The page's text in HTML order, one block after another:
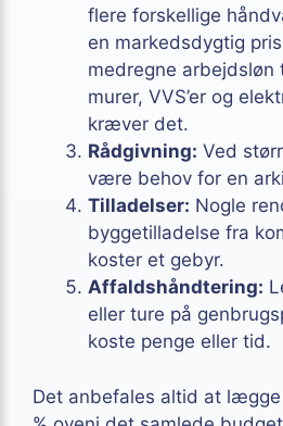
flere forskellige
en markedsdygtig
medregne arbejdsløn
murer, VVS’er og
kræver det.
Rådgivning: Ved
være behov for en
Tilladelser: Nogle
byggetilladelse fra
koster et gebyr.
Affaldshåndtering:
eller ture på
koste penge eller tid.
Det anbefales altid at